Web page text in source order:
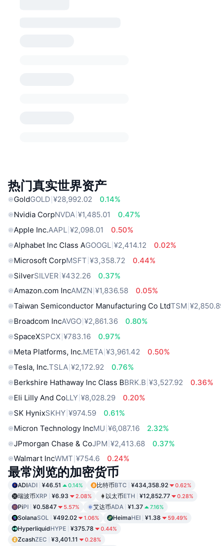
热门真实世界资产
GoldGOLD ¥28,992.02
0.14%
Nvidia CorpNVDA ¥1,485.01
0.47%
Apple Inc.AAPL ¥2,098.01
0.50%
Alphabet Inc Class AGOOGL ¥2,414.12
0.02%
Microsoft CorpMSFT ¥3,358.72
0.44%
SilverSILVER ¥432.26
0.37%
Amazon.com IncAMZN ¥1,836.58
0.05%
Taiwan Semiconductor Manufacturing Co LtdTSM
Broadcom IncAVGO ¥2,861.36
0.80%
SpaceXSPCX ¥783.16
0.97%
Meta Platforms, Inc.META ¥3,961.42
0.50%
Tesla, Inc.TSLA ¥2,172.92
0.76%
Berkshire Hathaway Inc Class BBRK.B ¥3,527.92
0.36%
Eli Lilly And CoLLY ¥8,028.29
0.20%
SK HynixSKHY ¥974.59
0.61%
Micron Technology IncMU ¥6,087.16
2.32%
JPmorgan Chase & CoJPM ¥2,413.68
0.37%
Walmart IncWMT ¥754.6 0.24%
最常浏览的加密货币
ADIADI ¥46.51 0.14% 比特币BTC ¥434,358.92 0.62%
瑞波币XRP ¥6.93 2.08% 以太币ETH ¥12,852.77 0.28%
PiPI ¥0.5847 5.57% 艾达币ADA ¥1.37 7.16%
SolanaSOL ¥492.02 1.06% HeimaHEI ¥1.38 59.49%
HyperliquidHYPE ¥375.78 0.44%
ZcashZEC ¥3,401.11 0.28%